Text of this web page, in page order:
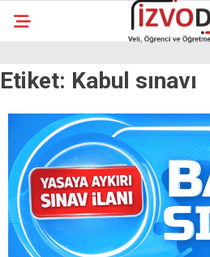
Etiket: Kabul sınavı